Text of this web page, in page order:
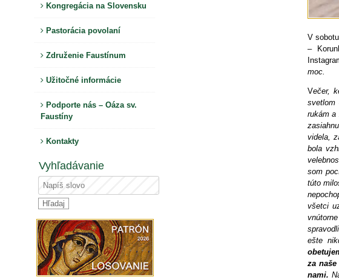
Kongregácia na Slovensku
Pastorácia povolaní
Združenie Faustínum
Užitočné informácie
Podporte nás – Oáza sv.
Faustíny
Kontakty
Vyhľadávanie
V
–
moc.
Večer,
svetlom
rukám a
videla,
bola
som
túto
všetci
ešte
za
nami.